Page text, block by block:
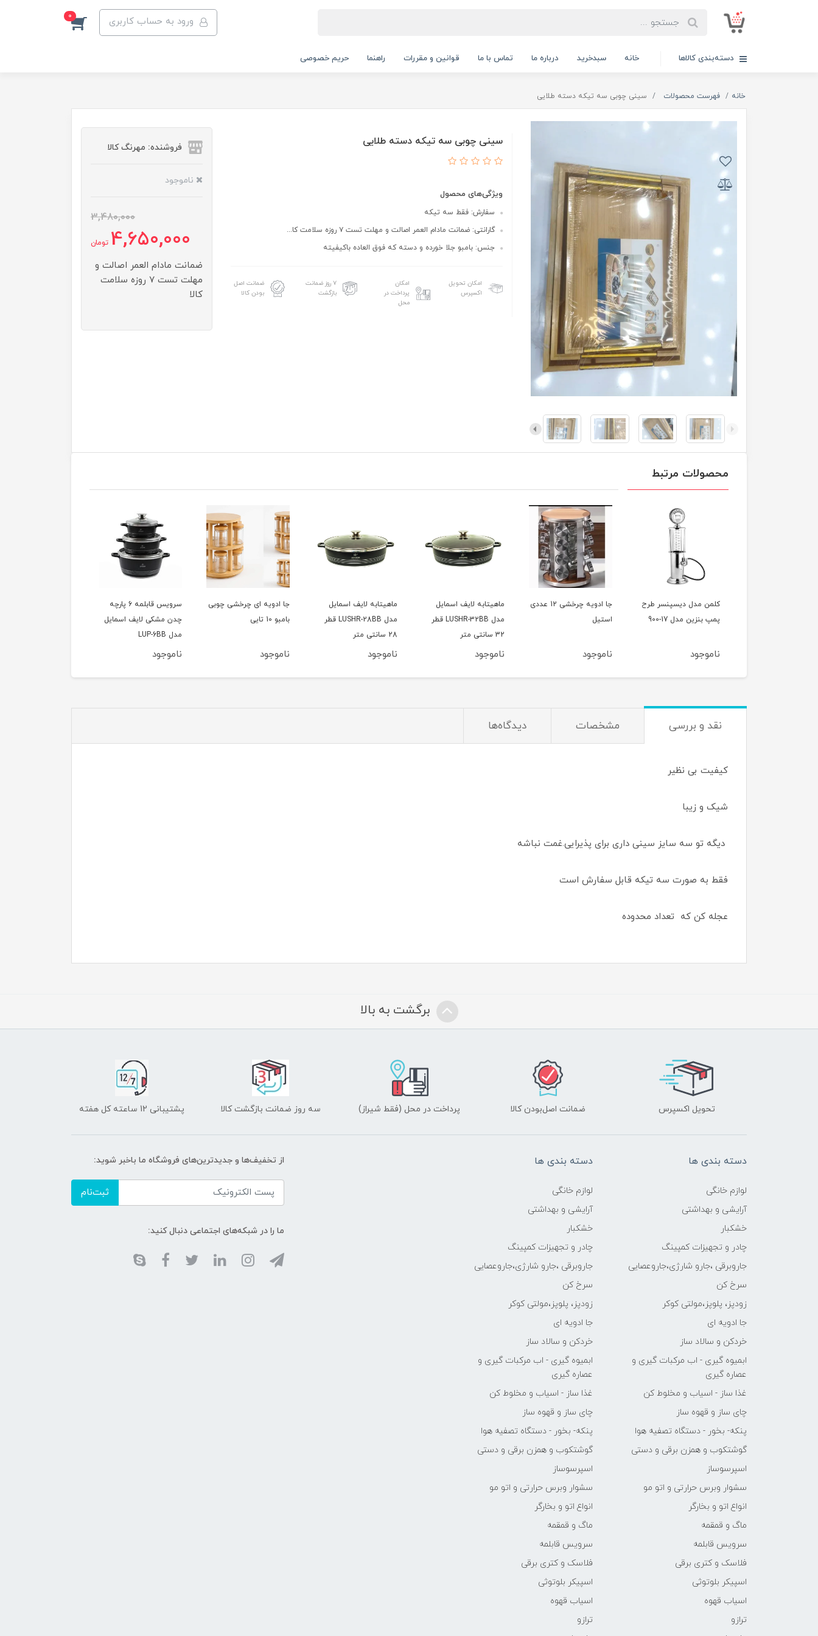
ورود به حساب کاربری 0
دسته‌بندی کالاها خانه سبدخرید درباره ما تماس با ما قوانین و مقررات راهنما حریم خصوصی
خانه فهرست محصولات سینی چوبی سه تیکه دسته طلایی
سینی چوبی سه تیکه دسته طلایی
ویژگی‌های محصول
سفارش: فقط سه تیکه
گارانتی: ضمانت مادام العمر اصالت و مهلت تست ۷ روزه سلامت کا...
جنس: بامبو جلا خورده و دسته که فوق العاده باکیفیته
امکان تحویل
اکسپرس
امکان
پرداخت در
محل
۷ روز ضمانت
بازگشت
ضمانت اصل
بودن کالا
فروشنده: مهرنگ کالا
ناموجود
3,480,000
4,650,000 تومان
ضمانت مادام العمر اصالت و
مهلت تست ۷ روزه سلامت
کالا
محصولات مرتبط
جا ادویه چرخشی 12 عددی
استیل
ناموجود
ماهیتابه لایف اسمایل
ناموجود
ماهیتابه لایف اسمایل
مدل LUSHR-28BB قطر
28 سانتی متر
ناموجود
جا ادویه ای چرخشی چوبی
بامبو 10 تایی
ناموجود
سرویس قابلمه 6 پارچه
چدن مشکی لایف اسمایل
ناموجود
سرویس قابلمه سرامیکی
لایف اسمایل مدل LUP-
3BB شامل 6 پارچه
ناموجود
نقد و بررسی مشخصات دیدگاه‌ها
کیفیت بی نظیر
شیک و زیبا
دیگه تو سه سایز سینی داری برای پذیرایی.غمت نباشه
فقط به صورت سه تیکه قابل سفارش است
عجله کن که تعداد محدوده
برگشت به بالا
تحویل اکسپرس ضمانت اصل‌بودن کالا پرداخت در محل (فقط شیراز) سه روز ضمانت بازگشت کالا پشتیبانی 12 ساعته کل هفته
دسته بندی ها
لوازم خانگی
آرایشی و بهداشتی
خشکبار
چادر و تجهیزات کمپینگ
جاروبرقی ،جارو شارژی،جاروعصایی
سرخ کن
زودپز، پلوپز،مولتی کوکر
جا ادویه ای
خردکن و سالاد ساز
ابمیوه گیری - اب مرکبات گیری و
عصاره گیری
غذا ساز - اسیاب و مخلوط کن
چای ساز و قهوه ساز
پنکه- بخور - دستگاه تصفیه هوا
گوشتکوب و همزن برقی و دستی
اسپرسوساز
سشوار وبرس حرارتی و اتو مو
انواع اتو و بخارگر
ماگ و قمقمه
سرویس قابلمه
فلاسک و کتری برقی
اسپیکر بلوتوثی
اسیاب قهوه
ترازو
دسته بندی ها
لوازم خانگی
آرایشی و بهداشتی
خشکبار
چادر و تجهیزات کمپینگ
جاروبرقی ،جارو شارژی،جاروعصایی
سرخ کن
زودپز، پلوپز،مولتی کوکر
جا ادویه ای
خردکن و سالاد ساز
ابمیوه گیری - اب مرکبات گیری و
عصاره گیری
غذا ساز - اسیاب و مخلوط کن
چای ساز و قهوه ساز
پنکه- بخور - دستگاه تصفیه هوا
گوشتکوب و همزن برقی و دستی
اسپرسوساز
سشوار وبرس حرارتی و اتو مو
انواع اتو و بخارگر
ماگ و قمقمه
سرویس قابلمه
فلاسک و کتری برقی
اسپیکر بلوتوثی
اسیاب قهوه
ترازو
از تخفیف‌ها و جدیدترین‌های فروشگاه ما باخبر شوید:
ثبت‌نام
ما را در شبکه‌های اجتماعی دنبال کنید: